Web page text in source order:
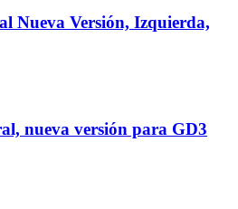
Nueva Versión, Izquierda,
nueva versión para GD3